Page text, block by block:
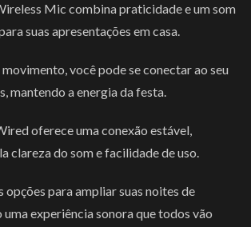
Mic combina praticidade e um som
suas apresentações em casa.
você pode se conectar ao seu
mantendo a energia da festa.
oferece uma conexão estável,
clareza do som e facilidade de uso.
opções para ampliar suas noites de
experiência sonora que todos vão